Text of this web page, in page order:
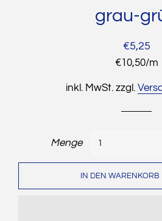
grau-
Normaler
Preis
€5,25
Stückpreis
€10,50/m
inkl. MwSt. zzgl.
Menge
IN DEN WARENKORB